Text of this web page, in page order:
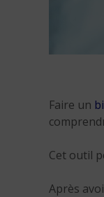
Faire un
Cet outil
Après